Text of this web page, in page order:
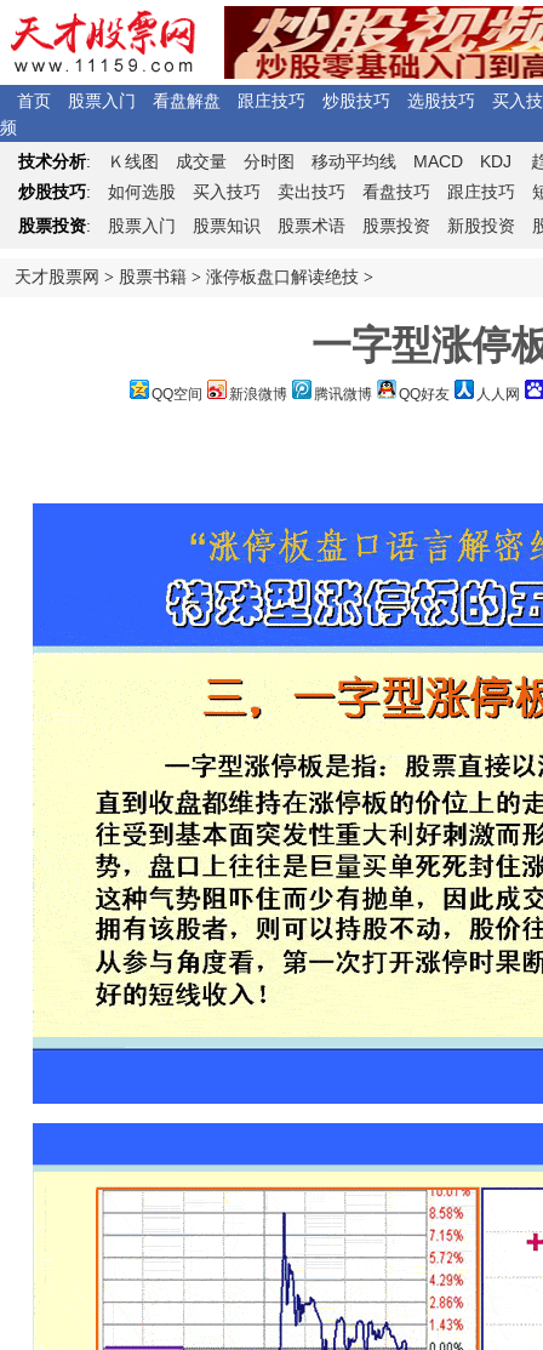
首页 股票入门 看盘解盘 跟庄技巧 炒股技巧 选股技巧
买入
频
技术分析: Ｋ 线图 成交量 分时图 移动平均线 MACD KDJ
炒股技巧: 如何选股 买入技巧 卖出技巧 看盘技巧 跟庄技巧
股票投资: 股票入门 股票知识 股票术语 股票投资 新股投资
天才股票网 > 股票书籍 > 涨停板盘口解读绝技 >
一字型涨停
QQ空间 新浪微博 腾讯微博 QQ好友 人人网